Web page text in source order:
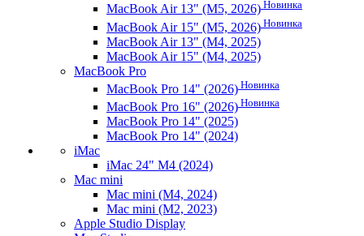
MacBook Air 13" (M5, 2026) Новинка
MacBook Air 15" (M5, 2026) Новинка
MacBook Air 13" (M4, 2025)
MacBook Air 15" (M4, 2025)
MacBook Pro
MacBook Pro 14" (2026) Новинка
MacBook Pro 16" (2026) Новинка
MacBook Pro 14" (2025)
MacBook Pro 14" (2024)
iMac
iMac 24" M4 (2024)
Mac mini
Mac mini (M4, 2024)
Mac mini (M2, 2023)
Apple Studio Display